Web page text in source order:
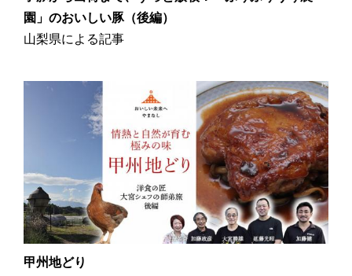
園」のおいしい豚（後編）
山梨県による記事
甲州地どり